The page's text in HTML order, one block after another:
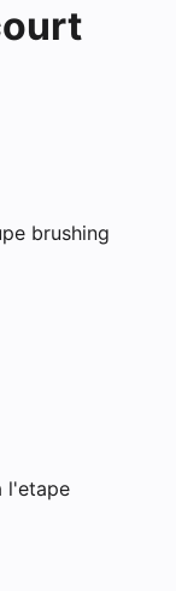
brushing
l'etape